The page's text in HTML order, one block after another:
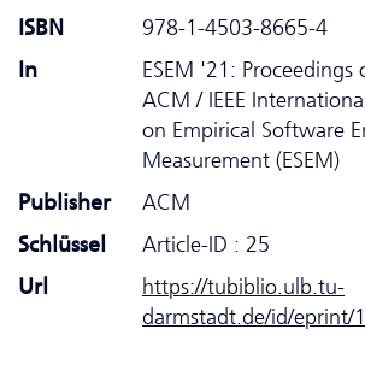
ISBN
978-1-4503-8665-4
In
ESEM '21:
ACM / IEEE
on Empirical Software
Measurement (ESEM)
Publisher
ACM
Schlüssel
Article-ID : 25
Url
https://tubiblio.ulb.tu-
darmstadt.de/id/eprint/